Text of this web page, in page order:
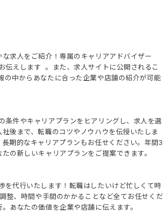
求人をご紹介！専属のキャリアアドバイザー
伝えします 。また、求人サイトに公開されるこ
の中からあなたに合った企業や店舗の紹介が可能
条件やキャリアプランをヒアリングし、求人を選
後まで、転職のコツやノウハウを伝授いたしま
期的なキャリアプランもお任せください。年間3
の新しいキャリアプランをご提案できます。
を代行いたします！転職はしたいけど忙しくて時
整、時間や手間のかかることなど全てお任せくだ
あなたの価値を企業や店舗に伝えます。